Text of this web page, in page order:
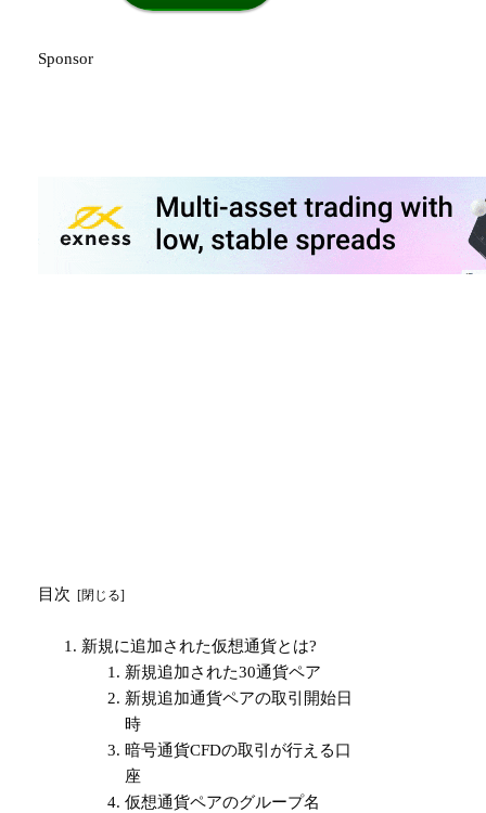
Sponsor
目次
新規に追加された仮想通貨とは?
新規追加された30通貨ペア
新規追加通貨ペアの取引開始日
時
暗号通貨CFDの取引が行える口
座
仮想通貨ペアのグループ名